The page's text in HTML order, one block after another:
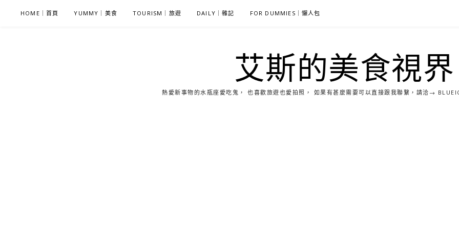
HOME｜首頁 YUMMY｜美食 TOURISM｜旅遊 DAILY｜雜記 FOR DUMMIES｜懶人包
艾斯的美食視界
熱愛新事物的水瓶座愛吃鬼， 也喜歡旅遊也愛拍照， 如果有甚麼需要可以直接跟我聯繫，請洽→